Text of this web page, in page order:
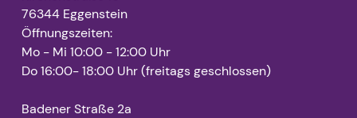
76344 Eggenstein
Öffnungszeiten:
Mo - Mi 10:00 - 12:00 Uhr
Do 16:00- 18:00 Uhr (freitags geschlossen)
Badener Straße 2a